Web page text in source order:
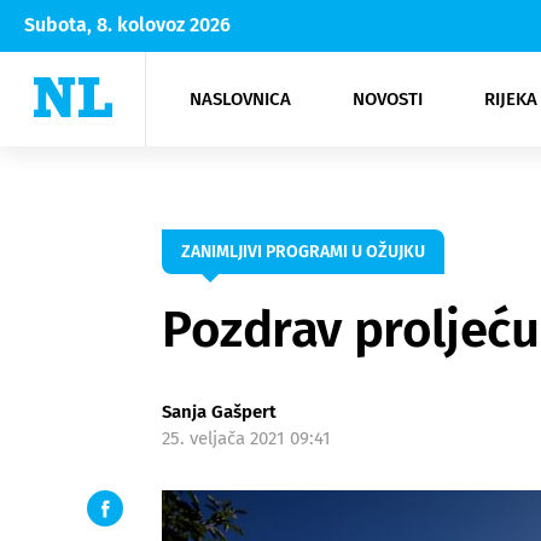
Subota, 8. kolovoz 2026
NASLOVNICA NOVOSTI
Rijeka Opatija
NK
Moda
Kultura
ZANIMLJIVI PROGRAMI U OŽUJKU
Pozdrav
Sanja Gašpert
25. veljača 2021 09:41